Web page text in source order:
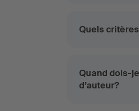
Quels
Quand dois-
d’auteur?